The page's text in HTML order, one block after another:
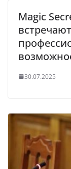
Magic
30.07.2025